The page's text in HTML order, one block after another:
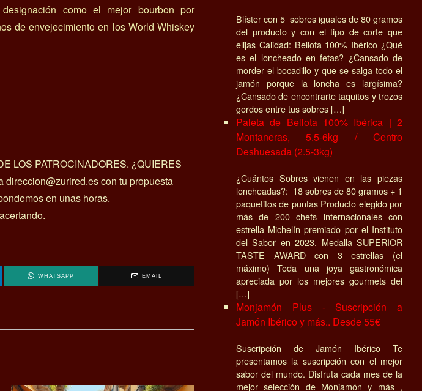
como el mejor bourbon por
de envejecimiento en los World Whiskey
LOS PATROCINADORES. ¿QUIERES
con tu propuesta
en unas horas.
WHATSAPP EMAIL
Blíster con 5 sobres iguales de 80 gramos
del producto y con el tipo de corte que
elijas Calidad: Bellota 100% Ibérico ¿Qué
es el loncheado en fetas? ¿Cansado de
morder el bocadillo y que se salga todo el
jamón porque la loncha es largísima?
¿Cansado de encontrarte taquitos y trozos
gordos entre tus sobres […]
Paleta de Bellota 100% Ibérica | 2
Montaneras, 5.5-6kg / Centro
Deshuesada (2.5-3kg)
¿Cuántos Sobres vienen en las piezas
loncheadas?: 18 sobres de 80 gramos + 1
paquetitos de puntas Producto elegido por
más de 200 chefs internacionales con
estrella Michelín premiado por el Instituto
del Sabor en 2023. Medalla SUPERIOR
TASTE AWARD con 3 estrellas (el
máximo) Toda una joya gastronómica
apreciada por los mejores gourmets del
[…]
Monjamón Plus - Suscripción a
Jamón Ibérico y más.. Desde 55€
Suscripción de Jamón Ibérico Te
presentamos la suscripción con el mejor
sabor del mundo. Disfruta cada mes de la
mejor selección de Monjamón y más ,